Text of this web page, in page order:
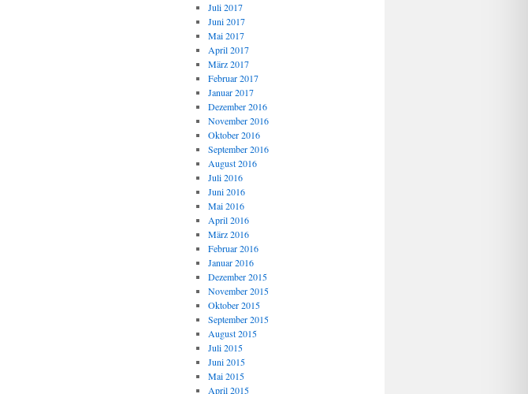
Juli 2017
Juni 2017
Mai 2017
April 2017
März 2017
Februar 2017
Januar 2017
Dezember 2016
November 2016
Oktober 2016
September 2016
August 2016
Juli 2016
Juni 2016
Mai 2016
April 2016
März 2016
Februar 2016
Januar 2016
Dezember 2015
November 2015
Oktober 2015
September 2015
August 2015
Juli 2015
Juni 2015
Mai 2015
April 2015